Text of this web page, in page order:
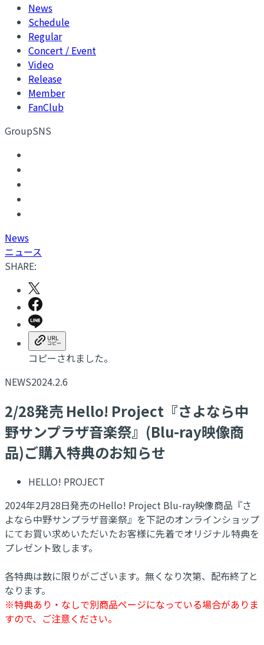
News
Schedule
Regular
Concert / Event
Video
Release
Member
FanClub
GroupSNS
News
ニュース
SHARE:
コピーされました。
NEWS2024.2.6
2/28発売 Hello! Project『さよなら中
野サンプラザ音楽祭』(Blu-ray映像商
品)ご購入特典のお知らせ
HELLO! PROJECT
2024年2月28日発売のHello! Project Blu-ray映像商品『さ
よなら中野サンプラザ音楽祭』を下記のオンラインショップ
にてお買い求めいただいたお客様に先着でオリジナル特典を
プレゼント致します。
各特典は数に限りがございます。無くなり次第、配布終了と
なります。
※特典あり・なしで別商品ページになっている場合がありま
すので、ご注意ください。